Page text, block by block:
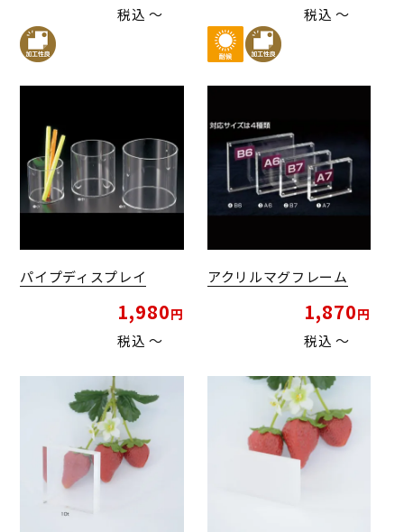
税込 〜 税込 〜
パイプディスプレイ
1,980
税込 〜
アクリルマグフレーム
1,870
税込 〜